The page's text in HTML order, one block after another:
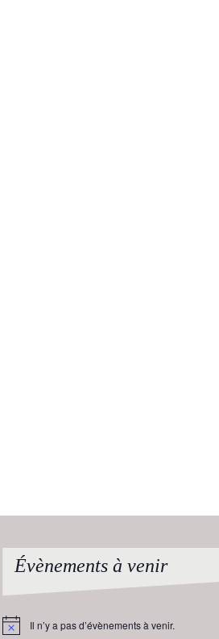
Évènements à venir
Notice Il n’y a pas d’évènements à venir.